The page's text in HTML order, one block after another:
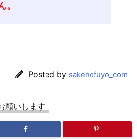
。
Posted by sakenofuyo_com
願いします